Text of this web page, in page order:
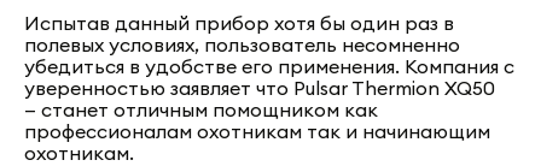
Испытав данный прибор хотя бы один раз в
полевых условиях, пользователь несомненно
убедиться в удобстве его применения. Компания с
уверенностью заявляет что Pulsar Thermion XQ50
— станет отличным помощником как
профессионалам охотникам так и начинающим
охотникам.